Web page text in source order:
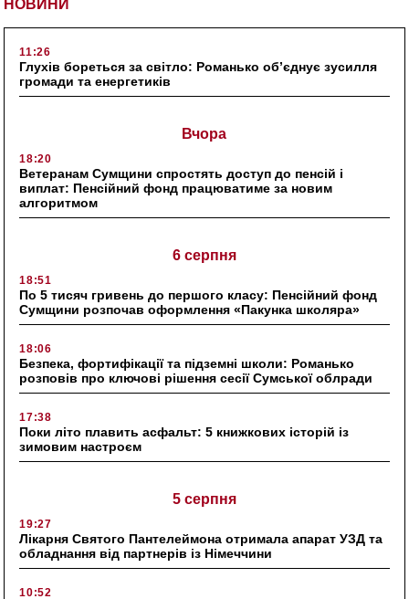
НОВИНИ
11:26
Глухів бореться за світло: Романько об’єднує зусилля
громади та енергетиків
Вчора
18:20
Ветеранам Сумщини спростять доступ до пенсій і
виплат: Пенсійний фонд працюватиме за новим
алгоритмом
6 серпня
18:51
По 5 тисяч гривень до першого класу: Пенсійний фонд
Сумщини розпочав оформлення «Пакунка школяра»
18:06
Безпека, фортифікації та підземні школи: Романько
розповів про ключові рішення сесії Сумської облради
17:38
Поки літо плавить асфальт: 5 книжкових історій із
зимовим настроєм
5 серпня
19:27
Лікарня Святого Пантелеймона отримала апарат УЗД та
обладнання від партнерів із Німеччини
10:52